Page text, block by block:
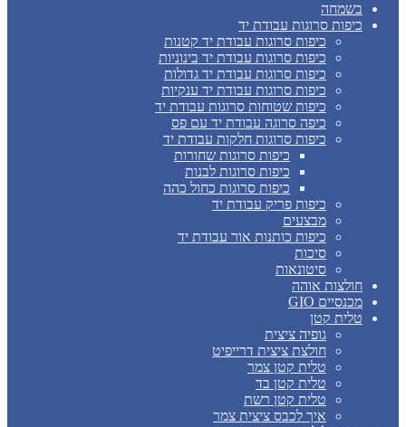
בשמחה
כיפות סרוגות עבודת יד
כיפות סרוגות עבודת יד קטנות
כיפות סרוגות עבודת יד בינוניות
כיפות סרוגות עבודת יד גדולות
כיפות סרוגות עבודת יד ענקיות
כיפות שטוחות סרוגות עבודת יד
כיפה סרוגה עבודת יד עם פס
כיפות סרוגות חלקות עבודת יד
כיפות סרוגות שחורות
כיפות סרוגות לבנות
כיפות סרוגות כחול כהה
כיפות פריק עבודת יד
מבצעים
כיפות כותנות אור עבודת יד
סיכות
סיטונאות
חולצות אוהה
מכנסיים GIO
טלית קטן
גופיה ציצית
חולצת ציצית דרייפיט
טלית קטן צמר
טלית קטן בד
טלית קטן רשת
איך לכבס ציצית צמר